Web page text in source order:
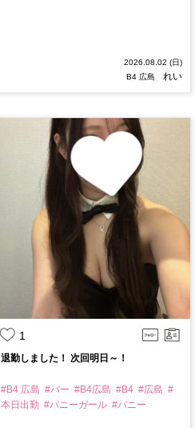
2026.08.02 (日)
B4 広島
れい
1
退勤しました！ 次回明日～！
#B4 広島 #バー #B4広島 #B4 #広島 #
本日出勤 #バニーガール #バニー